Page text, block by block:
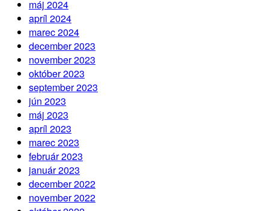
máj 2024
apríl 2024
marec 2024
december 2023
november 2023
október 2023
september 2023
jún 2023
máj 2023
apríl 2023
marec 2023
február 2023
január 2023
december 2022
november 2022